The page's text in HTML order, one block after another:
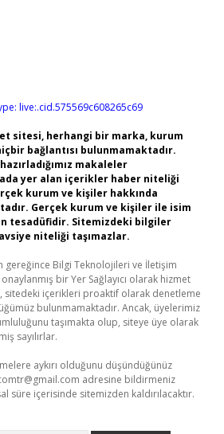
live:.cid.575569c608265c69
sitesi, herhangi bir marka, kurum
bağlantısı bulunmamaktadır.
makaleler
yer alan içerikler haber niteliği
kurum ve kişiler hakkında
Gerçek kurum ve kişiler ile isim
tesadüfidir. Sitemizdeki bilgiler
niteliği taşımazlar.
gereğince Bilgi Teknolojileri ve İletişim
bir Yer Sağlayıcı olarak hizmet
sitedeki içerikleri proaktif olarak denetleme
bulunmamaktadır. Ancak, üyelerimiz
taşımakta olup, siteye üye olarak
sayılırlar.
aykırı olduğunu düşündüğünüz
adresine bildirmeniz
süre içerisinde sitemizden kaldırılacaktır.